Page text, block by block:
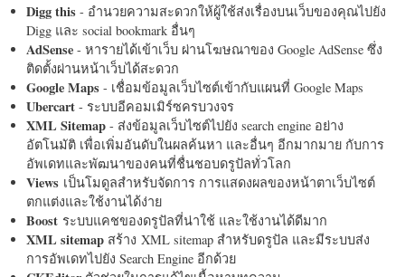
Digg this - อำนวยความสะดวกให้ผู้ใช้ส่งเรื่องบนเว็บของคุณไปยัง
Digg และ social bookmark อื่นๆ
AdSense - หารายได้เข้าเว็บ ผ่านโฆษณาของ Google AdSense ซึ่ง
ติดตั้งผ่านหน้าเว็บได้สะดวก
Google Maps - เชื่อมข้อมูลเว็บไซต์เข้ากับแผนที่ Google Maps
Ubercart - ระบบอีคอมเมิร์ซครบวงจร
XML Sitemap - ส่งข้อมูลเว็บไซต์ไปยัง search engine อย่าง
อัตโนมัติ เพื่อเพิ่มอันดับในผลค้นหา และอื่นๆ อีกมากมาย กับการ
อัพเดทและพัฒนาของคนที่ชื่นชอบดรูปัลทั่วโลก
Views เป็นโมดูลสำหรับจัดการ การแสดงผลของหน้าตาเว็บไซต์
ตกแต่งและใช้งานได้ง่าย
Boost ระบบแคชของดรูปัลที่น่าใช้ และใช้งานได้ดีมาก
XML sitemap สร้าง XML sitemap สำหรับดรูปัล และมีระบบส่ง
การอัพเดทไปยัง Search Engine อีกด้วย